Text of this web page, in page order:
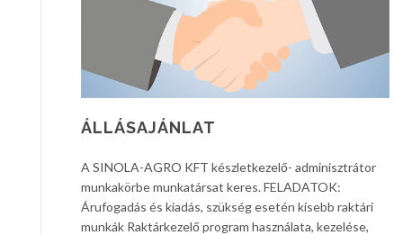
ÁLLÁSAJÁNLAT
A SINOLA-AGRO KFT készletkezelő- adminisztrátor
munkakörbe munkatársat keres. FELADATOK:
Árufogadás és kiadás, szükség esetén kisebb raktári
munkák Raktárkezelő program használata, kezelése,